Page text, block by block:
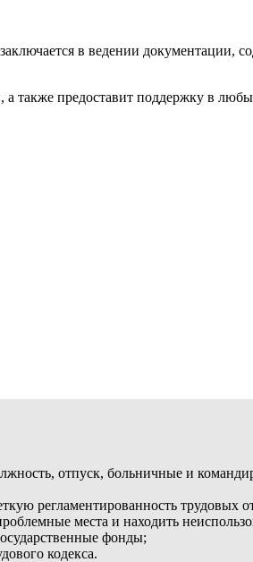
в ведении документации,
также предоставит поддержку в
отпуск, больничные и
регламентированность трудовых
места и находить
фонды;
кодекса.